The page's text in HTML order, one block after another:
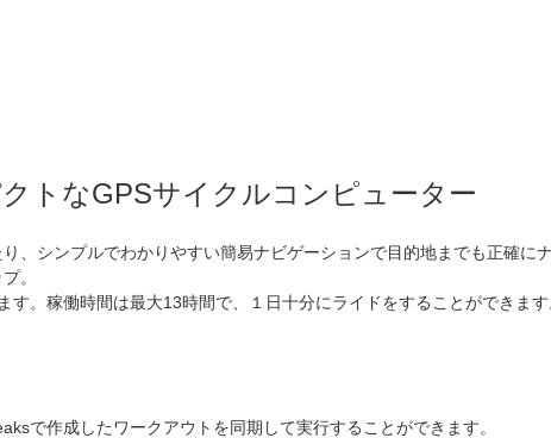
トなGPSサイクルコンピューター
、シンプルでわかりやすい簡易ナビゲーションで目的地までも正確にナ
。
。稼働時間は最大13時間で、１日十分にライドをすることができます
で作成したワークアウトを同期して実行することができます。